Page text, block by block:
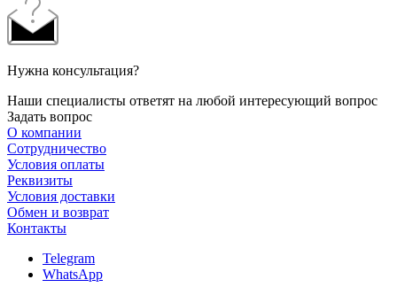
Нужна консультация?
Наши специалисты ответят на любой интересующий вопрос
Задать вопрос
О компании
Сотрудничество
Условия оплаты
Реквизиты
Условия доставки
Обмен и возврат
Контакты
Telegram
WhatsApp